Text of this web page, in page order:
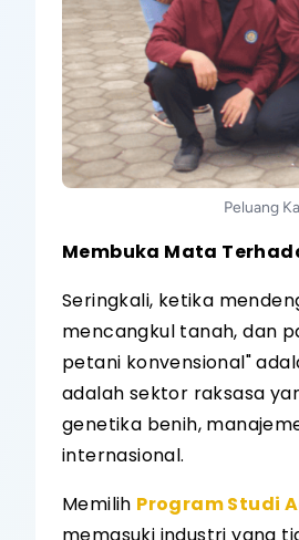
Peluang
Membuka Mata
Seringkali, ketika
mencangkul tanah, dan
petani konvensional"
adalah sektor raksasa
genetika benih,
internasional.
Memilih Program Studi